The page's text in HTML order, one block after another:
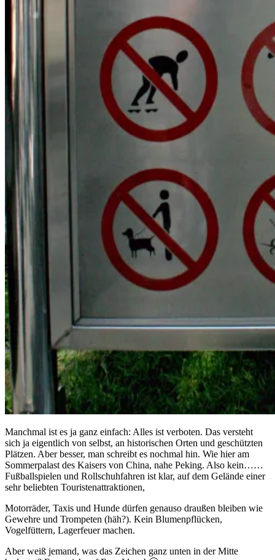
Manchmal ist es ja ganz einfach: Alles ist verboten. Das versteht
sich ja eigentlich von selbst, an historischen Orten und geschützten
Plätzen. Aber besser, man schreibt es nochmal hin. Wie hier am
Sommerpalast des Kaisers von China, nahe Peking. Also kein……
Fußballspielen und Rollschuhfahren ist klar, auf dem Gelände einer
sehr beliebten Touristenattraktionen,
Motorräder, Taxis und Hunde dürfen genauso draußen bleiben wie
Gewehre und Trompeten (häh?). Kein Blumenpflücken,
Vogelfüttern, Lagerfeuer machen.
Aber weiß jemand, was das Zeichen ganz unten in der Mitte